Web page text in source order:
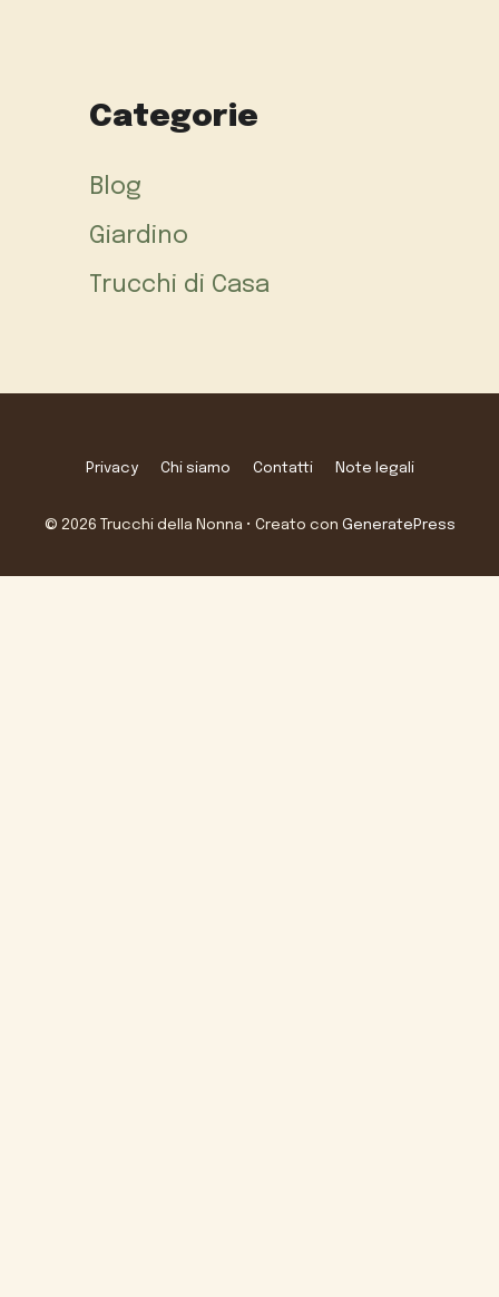
Categorie
Blog
Giardino
Trucchi di Casa
Privacy Chi siamo Contatti Note legali
© 2026 Trucchi della Nonna • Creato con GeneratePress